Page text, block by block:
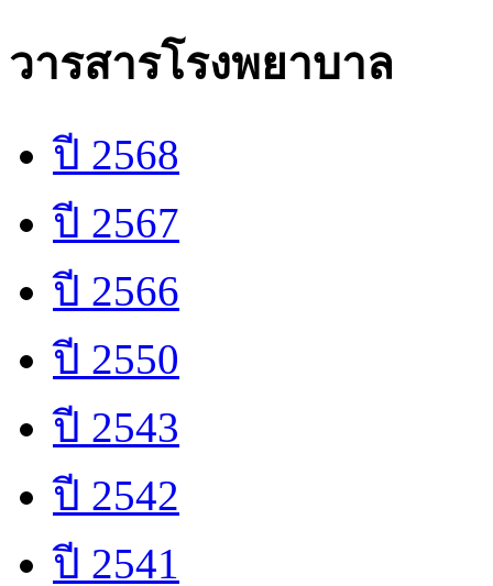
วารสารโรงพยาบาล
ปี 2568
ปี 2567
ปี 2566
ปี 2550
ปี 2543
ปี 2542
ปี 2541